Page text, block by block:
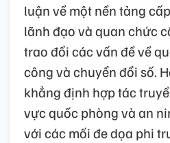
luận về một nền tảng
lãnh đạo và quan chức
trao đổi các vấn đề về
công và chuyển đổi số.
khẳng định hợp tác
vực quốc phòng và an
với các mối đe dọa phi